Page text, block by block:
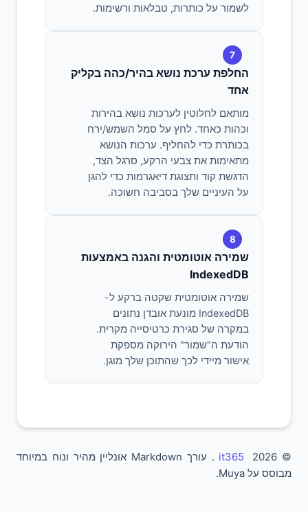
לשמור על כותרות, טבלאות ורשימות.
7
החלפת ערכת נושא בהיר/כהה בקליק
אחד
מותאם לחלוטין לערכות נושא בהירות
וכהות כאחד. לחץ על סמל השמש/ירח
בכותרת כדי להחליף. ערכות הנושא
מתאימות את צבעי הרקע, סרגל הצד,
הדגשת קוד ותצוגת דיאגרמות כדי להגן
על העיניים שלך בסביבה חשוכה.
8
שמירה אוטומטית והגנה באמצעות
IndexedDB
שמירה אוטומטית שקטה ברקע ל-
IndexedDB מונעת אובדן נתונים
במקרה של סגירת כרטיסייה מקרית.
הודעת ה"שמור" הירוקה מספקת
אישור מיידי לכך שהתוכן שלך מוגן.
© 2026
it365
. עורך Markdown אונליין מהיר ונוח במיוחד
מבוסס על Muya.